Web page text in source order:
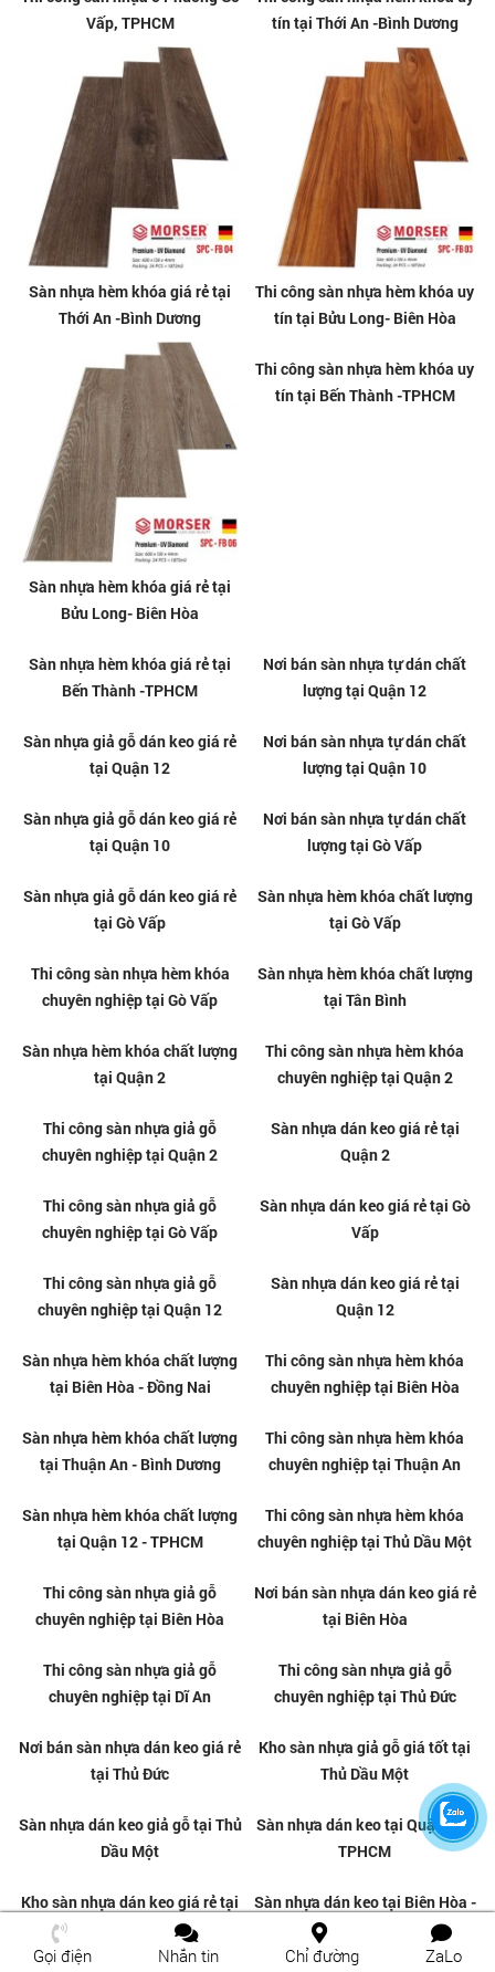
Vấp, TPHCM
tín tại Thới An -Bình Dương
Sàn nhựa hèm khóa giá rẻ tại
Thới An -Bình Dương
Thi công sàn nhựa hèm khóa uy
tín tại Bửu Long- Biên Hòa
Sàn nhựa hèm khóa giá rẻ tại
Bửu Long- Biên Hòa
Bến Thành -TPHCM
lượng tại Quận 12
tại Quận 12
lượng tại Quận 10
Sàn nhựa giả gỗ dán keo giá rẻ
Nơi bán sàn nhựa tự dán chất
Sàn nhựa giả gỗ dán keo giá rẻ
Sàn nhựa hèm khóa chất lượng
Gọi điện Nhắn tin Chỉ đường ZaLo